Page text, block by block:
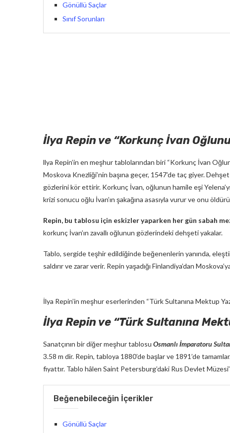
Gönüllü Saçlar
Sınıf Sorunları
İlya Repin ve “Korkunç İvan
llya Repin’in en meşhur tablolarından biri “Korkunç İvan
Moskova Knezliği’nin başına geçer, 1547’de taç giyer.
gözlerini kör ettirir. Korkunç İvan, oğlunun hamile eşi
krizi sonucu oğlu İvan’ın şakağına asasıyla vurur ve onu
Repin, bu tablosu için eskizler yaparken her gün sabah
korkunç İvan’ın zavallı oğlunun gözlerindeki dehşeti yakalar.
Tablo, sergide teşhir edildiğinde beğenenlerin yanında,
saldırır ve zarar verir. Repin yaşadığı Finlandiya’dan
İlya Repin’in meşhur eserlerinden “Türk Sultanına Mektup
İlya Repin ve “Türk Sultanına
Sanatçının bir diğer meşhur tablosu Osmanlı İmparatoru
3.58 m dir. Repin, tabloya 1880’de başlar ve 1891’de
fiyattır. Tablo hâlen Saint Petersburg’daki Rus Devlet
Beğenebileceğin İçerikler
Gönüllü Saçlar